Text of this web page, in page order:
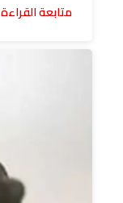
متابعة القراءة